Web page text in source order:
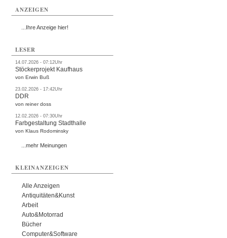
ANZEIGEN
...Ihre Anzeige hier!
LESER
14.07.2026 - 07:12Uhr
Stöckerprojekt Kaufhaus
von Erwin Buß
23.02.2026 - 17:42Uhr
DDR
von reiner doss
12.02.2026 - 07:30Uhr
Farbgestaltung Stadthalle
von Klaus Rodominsky
...mehr Meinungen
KLEINANZEIGEN
Alle Anzeigen
Antiquitäten&Kunst
Arbeit
Auto&Motorrad
Bücher
Computer&Software